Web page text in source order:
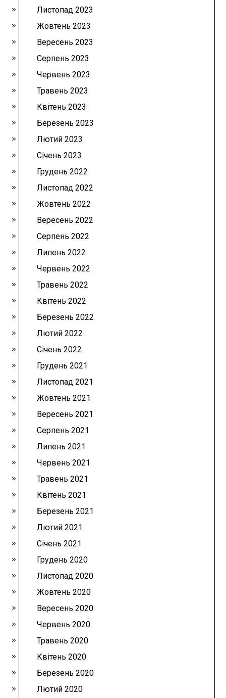
Листопад 2023
Жовтень 2023
Вересень 2023
Серпень 2023
Червень 2023
Травень 2023
Квітень 2023
Березень 2023
Лютий 2023
Січень 2023
Грудень 2022
Листопад 2022
Жовтень 2022
Вересень 2022
Серпень 2022
Липень 2022
Червень 2022
Травень 2022
Квітень 2022
Березень 2022
Лютий 2022
Січень 2022
Грудень 2021
Листопад 2021
Жовтень 2021
Вересень 2021
Серпень 2021
Липень 2021
Червень 2021
Травень 2021
Квітень 2021
Березень 2021
Лютий 2021
Січень 2021
Грудень 2020
Листопад 2020
Жовтень 2020
Вересень 2020
Червень 2020
Травень 2020
Квітень 2020
Березень 2020
Лютий 2020